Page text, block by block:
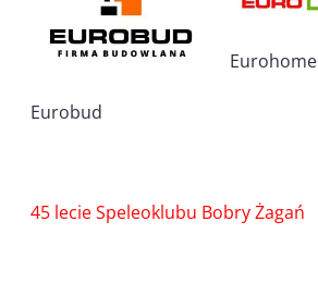
Eurobud
Eurohome
Nawigacja
45 lecie Speleoklubu Bobry Żagań